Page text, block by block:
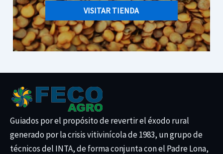
VISITAR TIENDA
Guiados por el propósito de revertir el éxodo rural
generado por la crisis vitivinícola de 1983, un grupo de
técnicos del INTA, de forma conjunta con el Padre Lona,